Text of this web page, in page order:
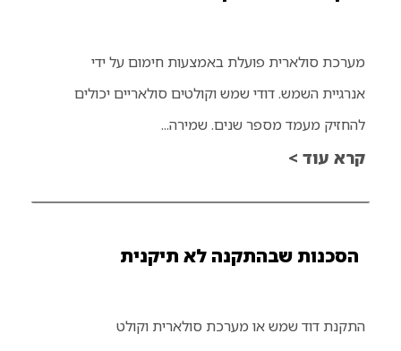
מערכת סולארית פועלת באמצעות חימום על ידי
אנרגיית השמש. דודי שמש וקולטים סולאריים יכולים
להחזיק מעמד מספר שנים. שמירה...
קרא עוד >
הסכנות שבהתקנה לא תיקנית
התקנת דוד שמש או מערכת סולארית וקולט